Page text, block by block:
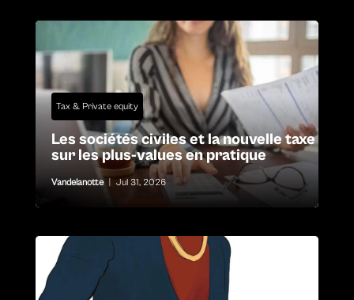
Tax & Private equity
Les sociétés civiles et la nouvelle taxe
sur les plus-values en pratique
Vandelanotte Jul 31, 2026